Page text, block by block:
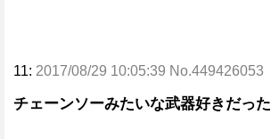
11: 2017/08/29 10:05:39 No.449426053
チェーンソーみたいな武器好きだった